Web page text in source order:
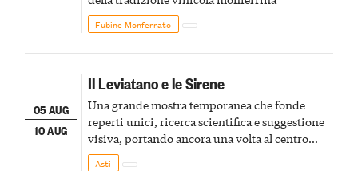
Fubine Monferrato
05 AUG
10 AUG
Il Leviatano e le Sirene
Una grande mostra temporanea che fonde
reperti unici, ricerca scientifica e suggestione
visiva, portando ancora una volta al centro
della scena le meraviglie del passato astigiano
Asti